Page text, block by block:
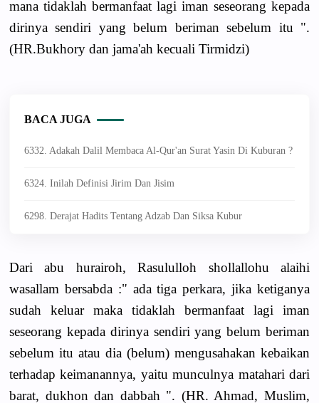
mana tidaklah bermanfaat lagi iman seseorang kepada
dirinya sendiri yang belum beriman sebelum itu ".
(HR.Bukhory dan jama'ah kecuali Tirmidzi)
BACA JUGA
6332. Adakah Dalil Membaca Al-Qur'an Surat Yasin Di Kuburan ?
6324. Inilah Definisi Jirim Dan Jisim
6298. Derajat Hadits Tentang Adzab Dan Siksa Kubur
Dari abu hurairoh, Rasululloh shollallohu alaihi
wasallam bersabda :" ada tiga perkara, jika ketiganya
sudah keluar maka tidaklah bermanfaat lagi iman
seseorang kepada dirinya sendiri yang belum beriman
sebelum itu atau dia (belum) mengusahakan kebaikan
terhadap keimanannya, yaitu munculnya matahari dari
barat, dukhon dan dabbah ". (HR. Ahmad, Muslim,